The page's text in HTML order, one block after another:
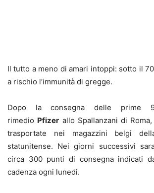
Il tutto a meno di amari intoppi: sotto il
a rischio l’immunità di gregge.
Dopo la consegna delle prime
rimedio Pfizer allo Spallanzani di
trasportate nei magazzini belgi
statunitense. Nei giorni successivi
circa 300 punti di consegna indicati
cadenza ogni lunedì.